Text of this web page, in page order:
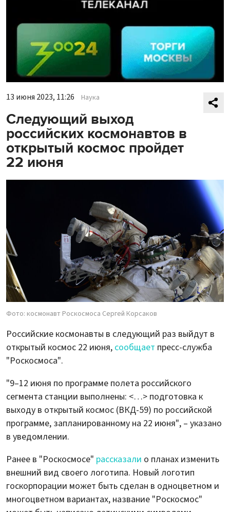
13 июня 2023, 11:26 Наука
Следующий выход
российских космонавтов в
открытый космос пройдет
22 июня
Фото: космонавт Роскосмоса Сергей Корсаков
Российские космонавты в следующий раз выйдут в
открытый космос 22 июня, сообщает пресс-служба
"Роскосмоса".
"9–12 июня по программе полета российского
сегмента станции выполнены: <…> подготовка к
выходу в открытый космос (ВКД-59) по российской
программе, запланированному на 22 июня", – указано
в уведомлении.
Ранее в "Роскосмосе" рассказали о планах изменить
внешний вид своего логотипа. Новый логотип
госкорпорации может быть сделан в одноцветном и
многоцветном вариантах, название "Роскосмос"